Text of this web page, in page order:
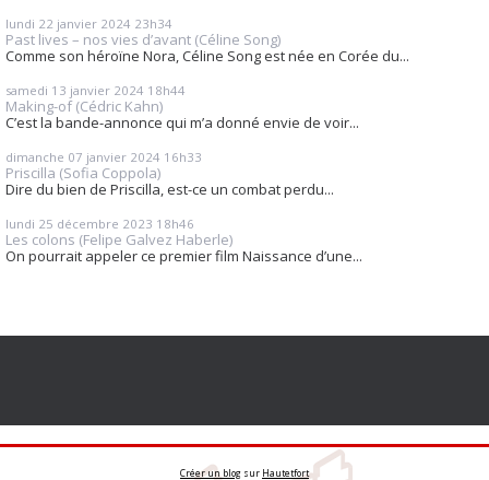
lundi 22 janvier 2024 23h34
Past lives – nos vies d’avant (Céline Song)
Comme son héroïne Nora, Céline Song est née en Corée du...
samedi 13 janvier 2024 18h44
Making-of (Cédric Kahn)
C’est la bande-annonce qui m’a donné envie de voir...
dimanche 07 janvier 2024 16h33
Priscilla (Sofia Coppola)
Dire du bien de Priscilla, est-ce un combat perdu...
lundi 25 décembre 2023 18h46
Les colons (Felipe Galvez Haberle)
On pourrait appeler ce premier film Naissance d’une...
Créer un blog sur Hautetfort